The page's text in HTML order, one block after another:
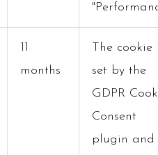
11
months
The cookie
set by the
GDPR
Consent
plugin and